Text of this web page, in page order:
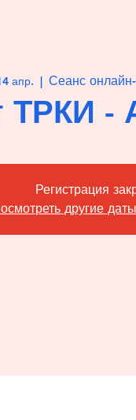
апр.
  |
Сеанс
ТРКИ
Регистрация
другие